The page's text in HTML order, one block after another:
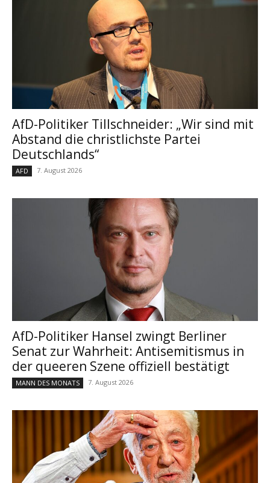
AfD-Politiker Tillschneider: „Wir sind mit
Abstand die christlichste Partei
Deutschlands“
AFD 7. August 2026
AfD-Politiker Hansel zwingt Berliner
Senat zur Wahrheit: Antisemitismus in
der queeren Szene offiziell bestätigt
MANN DES MONATS 7. August 2026